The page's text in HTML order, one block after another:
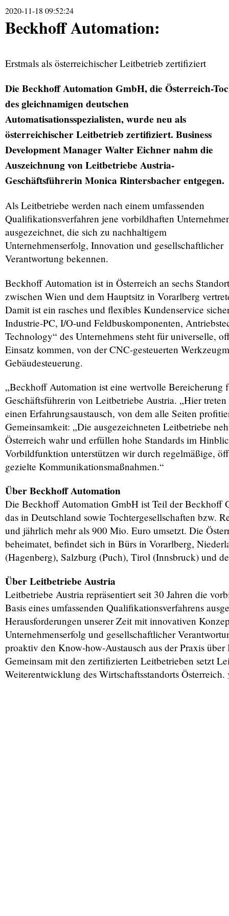
2020-11-18 09:52:24
Beckhoff Automation:
Erstmals als österreichischer Leitbetrieb zertifiziert
Die Beckhoff Automation GmbH, die Österreich-
des gleichnamigen deutschen
Automatisationsspezialisten, wurde neu als
österreichischer Leitbetrieb zertifiziert. Business
Development Manager Walter Eichner nahm die
Auszeichnung von Leitbetriebe Austria-
Geschäftsführerin Monica Rintersbacher entgegen.
Als Leitbetriebe werden nach einem umfassenden
Qualifikationsverfahren jene vorbildhaften
ausgezeichnet, die sich zu nachhaltigem
Unternehmenserfolg, Innovation und gesellschaftlicher
Verantwortung bekennen.
Beckhoff Automation ist in Österreich an sechs
zwischen Wien und dem Hauptsitz in Vorarlberg
Damit ist ein rasches und flexibles Kundenservice
Industrie-PC, I/O-und Feldbuskomponenten,
Technology“ des Unternehmens steht für universelle,
Einsatz kommen, von der CNC-gesteuerten
Gebäudesteuerung.
„Beckhoff Automation ist eine wertvolle Bereicherung
Geschäftsführerin von Leitbetriebe Austria. „Hier
einen Erfahrungsaustausch, von dem alle Seiten
Gemeinsamkeit: „Die ausgezeichneten Leitbetriebe
Österreich wahr und erfüllen hohe Standards im
Vorbildfunktion unterstützen wir durch regelmäßige,
gezielte Kommunikationsmaßnahmen.“
Über Beckhoff Automation
Die Beckhoff Automation GmbH ist Teil der Beckhoff
das in Deutschland sowie Tochtergesellschaften bzw.
und jährlich mehr als 900 Mio. Euro umsetzt. Die
beheimatet, befindet sich in Bürs in Vorarlberg,
(Hagenberg), Salzburg (Puch), Tirol (Innsbruck) und
Über Leitbetriebe Austria
Leitbetriebe Austria repräsentiert seit 30 Jahren die
Basis eines umfassenden Qualifikationsverfahrens
Herausforderungen unserer Zeit mit innovativen
Unternehmenserfolg und gesellschaftlicher
proaktiv den Know-how-Austausch aus der Praxis
Gemeinsam mit den zertifizierten Leitbetrieben setzt
Weiterentwicklung des Wirtschaftsstandorts Österreich.